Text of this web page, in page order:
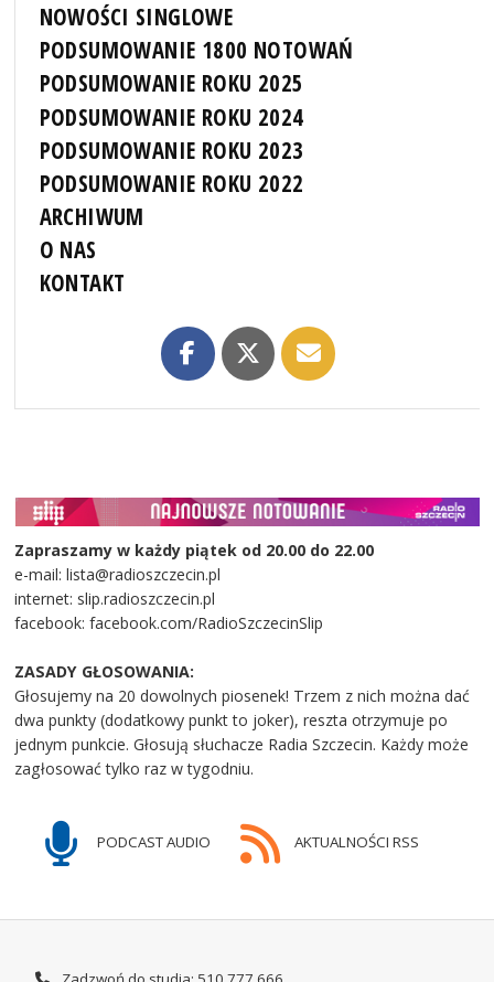
NOWOŚCI SINGLOWE
PODSUMOWANIE 1800 NOTOWAŃ
PODSUMOWANIE ROKU 2025
PODSUMOWANIE ROKU 2024
PODSUMOWANIE ROKU 2023
PODSUMOWANIE ROKU 2022
ARCHIWUM
O NAS
KONTAKT
Zapraszamy w każdy piątek od 20.00 do 22.00
e-mail: lista@radioszczecin.pl
internet: slip.radioszczecin.pl
facebook: facebook.com/RadioSzczecinSlip
ZASADY GŁOSOWANIA:
Głosujemy na 20 dowolnych piosenek! Trzem z nich można dać
dwa punkty (dodatkowy punkt to joker), reszta otrzymuje po
jednym punkcie. Głosują słuchacze Radia Szczecin. Każdy może
zagłosować tylko raz w tygodniu.
PODCAST AUDIO AKTUALNOŚCI RSS